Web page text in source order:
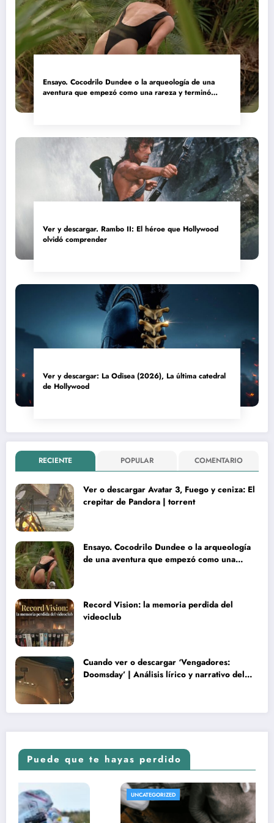
Ensayo. Cocodrilo Dundee o la arqueología de una
aventura que empezó como una rareza y terminó
Ver y descargar. Rambo II: El héroe que Hollywood
olvidó comprender
Ver y descargar: La Odisea (2026), La última catedral
de Hollywood
RECIENTE POPULAR COMENTARIO
Ver o descargar Avatar 3, Fuego y ceniza: El
crepitar de Pandora | torrent
Ensayo. Cocodrilo Dundee o la arqueología
de una aventura que empezó como una
Record Vision: la memoria perdida del
videoclub
Cuando ver o descargar ‘Vengadores:
Doomsday’ | Análisis lírico y narrativo del
Puede que te hayas perdido
UNCATEGORIZED